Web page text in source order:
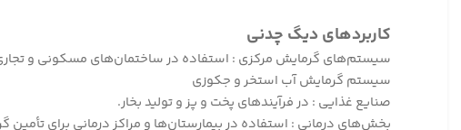
کاربردهای دیگ چدنی
سیستم‌های گرمایش مرکزی : استفاده در ساختمان‌های مسکونی و
سیستم گرمایش آب استخر و جکوزی
صنایع غذایی : در فرآیندهای پخت و پز و تولید بخار.
بخش‌های درمانی : استفاده در بیمارستان‌ها و مراکز درمانی برای